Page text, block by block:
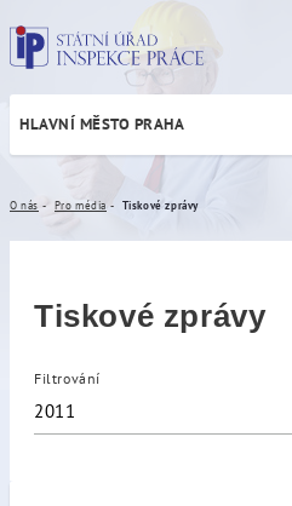
Tiskové zprávy
HLAVNÍ MĚSTO PRAHA
O nás Pro média Tiskové zprávy
Tiskové zprávy
Filtrování
2011